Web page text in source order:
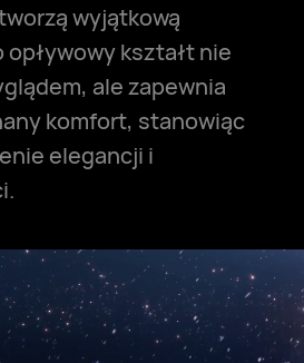
wyjątkową
opływowy kształt nie
ale zapewnia
komfort, stanowiąc
elegancji i